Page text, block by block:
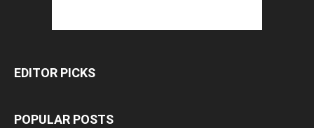
EDITOR PICKS
POPULAR POSTS